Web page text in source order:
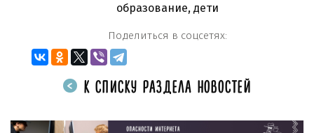
образование, дети
Поделиться в соцсетях:
К СПИСКУ РАЗДЕЛА НОВОСТЕЙ